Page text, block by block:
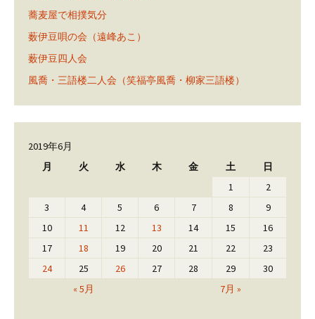
蕎麦屋で相撲気分
薮伊豆唄の会（遠峰あこ）
薮伊豆四人会
風喬・三語楼二人会（笑福亭風喬・柳家三語楼）
2019年6月
月
火 水 木 金 土 日
« 5月 7月 »
1
2
3
4 5 6 7 8
9
10
11 12 13 14 15
16
17
18 19 20 21 22
23
24
25 26 27 28 29 30